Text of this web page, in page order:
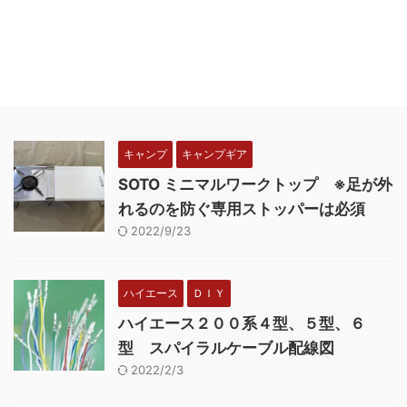
キャンプ キャンプギア
SOTO ミニマルワークトップ ※足が外
れるのを防ぐ専用ストッパーは必須
2022/9/23
ハイエース ＤＩＹ
ハイエース２００系４型、５型、６
型 スパイラルケーブル配線図
2022/2/3